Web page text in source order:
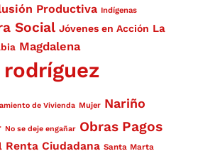
Productiva Indígenas
Social Jóvenes en Acción La
Magdalena
de Vivienda Mujer Nariño
No se deje engañar Obras Pagos
Renta Ciudadana Santa Marta